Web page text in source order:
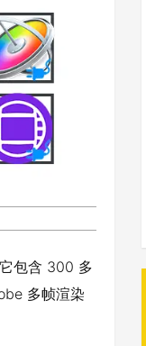
包含 300 多
多帧渲染